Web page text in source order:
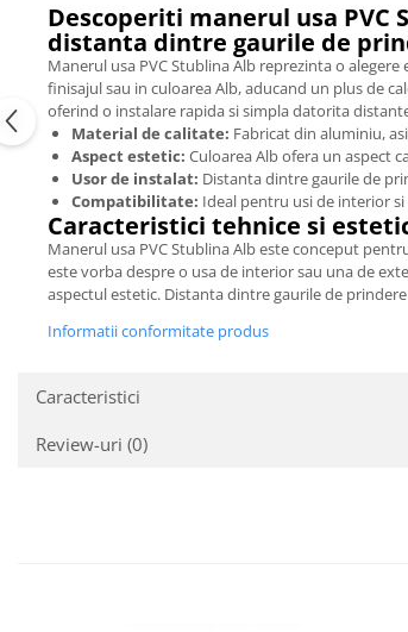
Descoperiti manerul usa
distanta dintre gaurile de
Manerul usa PVC Stublina Alb reprezinta o
finisajul sau in culoarea Alb, aducand un plus de
oferind o instalare rapida si simpla datorita
Material de calitate: Fabricat din aluminiu,
Aspect estetic: Culoarea Alb ofera un aspect
Usor de instalat: Distanta dintre gaurile de
Compatibilitate: Ideal pentru usi de interior
Caracteristici tehnice si
Manerul usa PVC Stublina Alb este conceput
este vorba despre o usa de interior sau una de
aspectul estetic. Distanta dintre gaurile de
Informatii conformitate produs
Caracteristici
Review-uri (0)